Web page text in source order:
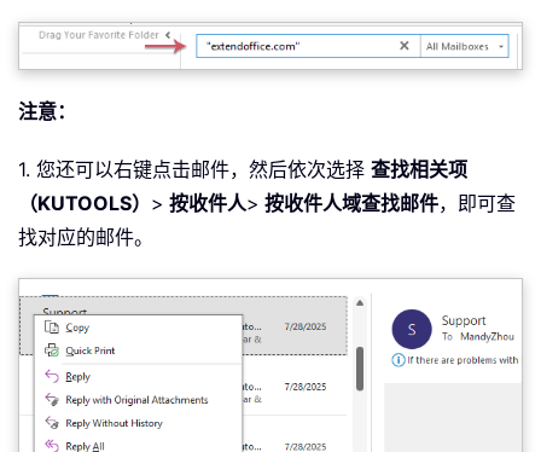
注意：
1. 您还可以右键点击邮件，然后依次选择 查找相关项
（KUTOOLS） > 按收件人> 按收件人域查找邮件，即可查
找对应的邮件。